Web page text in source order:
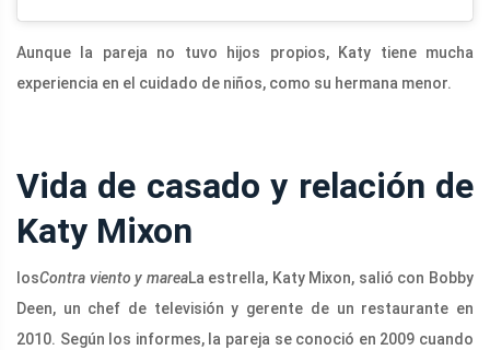
Aunque la pareja no tuvo hijos propios, Katy tiene mucha
experiencia en el cuidado de niños, como su hermana menor.
Vida de casado y relación de
Katy Mixon
losContra viento y mareaLa estrella, Katy Mixon, salió con Bobby
Deen, un chef de televisión y gerente de un restaurante en
2010. Según los informes, la pareja se conoció en 2009 cuando